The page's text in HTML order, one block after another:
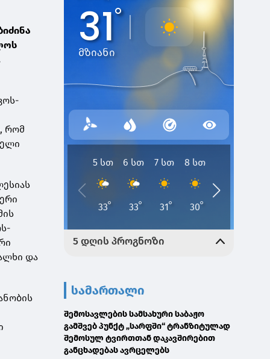
რომ
და
სამართალი
შემოსავლების სამსახური საბაჟო
გამშვებ პუნქტ „სარფში“ ტრანზიტულად
შემოსულ ტვირთთან დაკავშირებით
განცხადებას ავრცელებს